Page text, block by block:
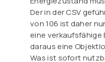
Der in der CSV
von 106 ist daher
eine verkaufsfähige
daraus eine
Was ist sofort